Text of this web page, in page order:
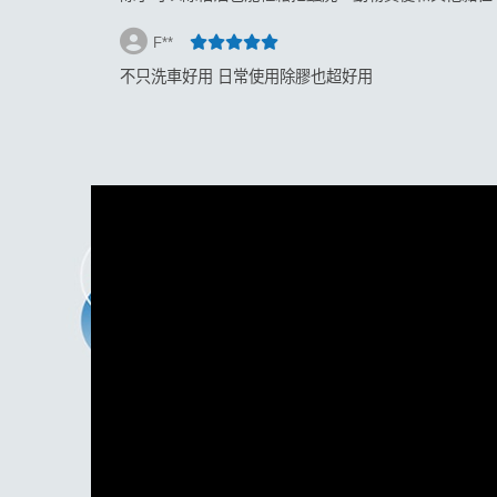
F**
不只洗車好用 日常使用除膠也超好用